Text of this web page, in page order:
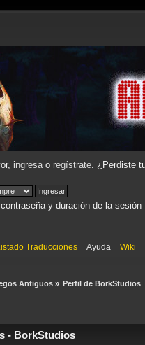
ingresao regístrate. ¿Perdiste
y duración de la sesión
Listado Traducciones Ayuda Wiki
Antiguos» Perfil de BorkStudios
- BorkStudios